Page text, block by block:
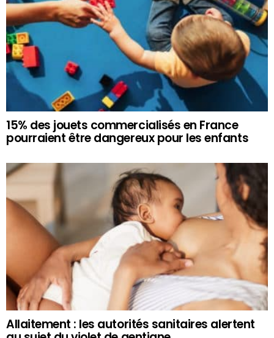
15% des jouets commercialisés en France
pourraient être dangereux pour les enfants
Allaitement : les autorités sanitaires alertent